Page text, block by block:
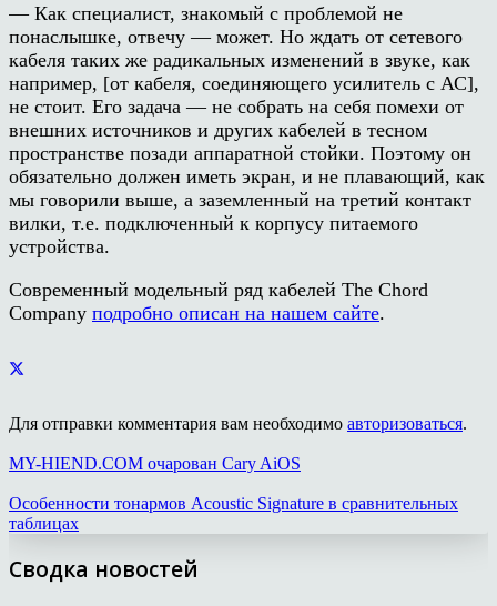
— Как специалист, знакомый с проблемой не
понаслышке, отвечу — может. Но ждать от сетевого
кабеля таких же радикальных изменений в звуке, как
например, [от кабеля, соединяющего усилитель с АС],
не стоит. Его задача — не собрать на себя помехи от
внешних источников и других кабелей в тесном
пространстве позади аппаратной стойки. Поэтому он
обязательно должен иметь экран, и не плавающий, как
мы говорили выше, а заземленный на третий контакт
вилки, т.е. подключенный к корпусу питаемого
устройства.
Современный модельный ряд кабелей The Chord
Company подробно описан на нашем сайте.
Для отправки комментария вам необходимо авторизоваться.
MY-HIEND.COM очарован Cary AiOS
Особенности тонармов Acoustic Signature в сравнительных
таблицах
Сводка новостей